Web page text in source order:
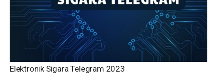
Elektronik Sigara Telegram 2023